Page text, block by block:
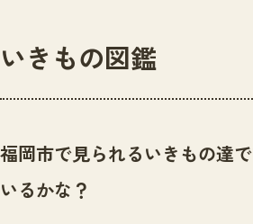
センター紹介
センター紹介TOP
サイトポリシー
ニュース
いきものガイド
いきもの図鑑
福岡市で見られるいきもの達
いるかな？